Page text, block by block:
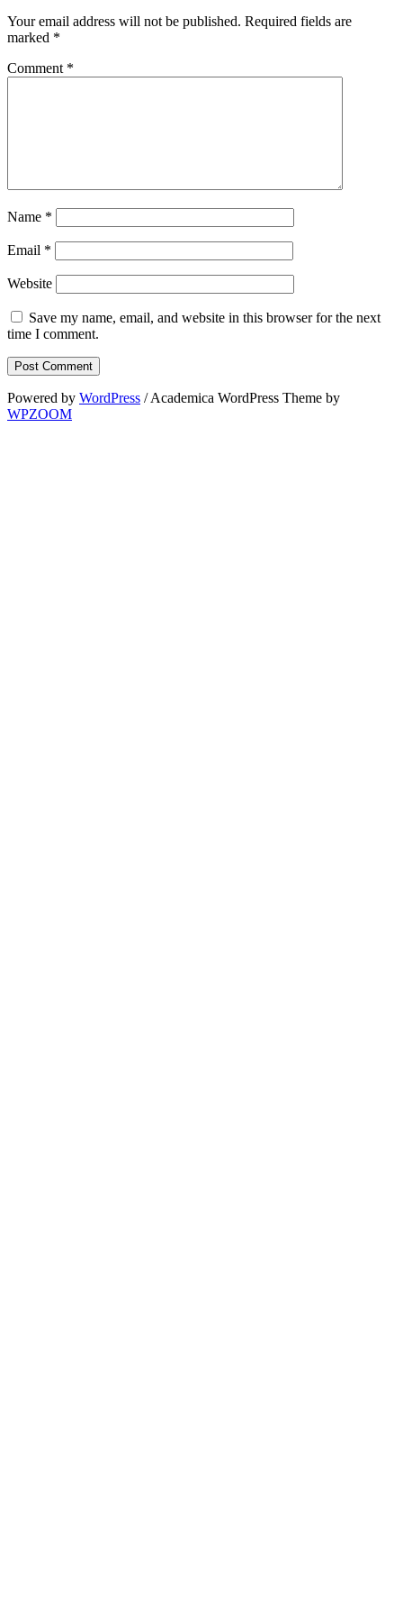
Your email address will not be published. Required fields are
marked *
Comment *
Name *
Email *
Website
Save my name, email, and website in this browser for the next
time I comment.
Powered by WordPress / Academica WordPress Theme by
WPZOOM